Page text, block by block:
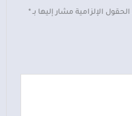
الحقول الإلزامية مشار إليها بـ*